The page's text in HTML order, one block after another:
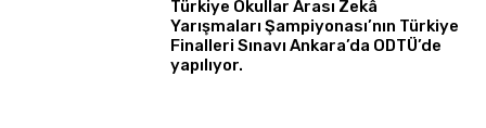
Türkiye Okullar Arası Zekâ
Yarışmaları Şampiyonası’nın Türkiye
Finalleri Sınavı Ankara’da ODTÜ’de
yapılıyor.